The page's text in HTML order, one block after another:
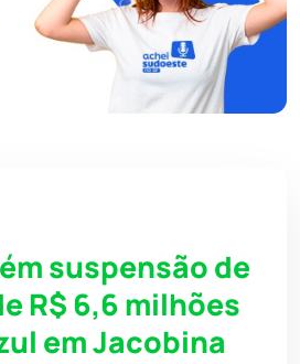
suspensão de
R$ 6,6 milhões
em Jacobina